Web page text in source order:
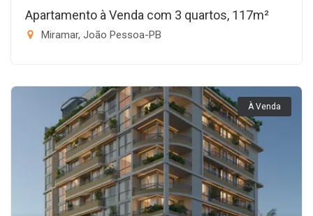
Apartamento à Venda com 3 quartos, 117m²
Miramar, João Pessoa-PB
À Venda